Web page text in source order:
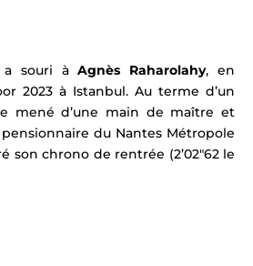
a souri àAgnès Raharolahy, en
2023 à Istanbul. Au terme d’un
mené d’une main de maître et
pensionnaire du Nantes Métropole
son chrono de rentrée (2’02″62 le